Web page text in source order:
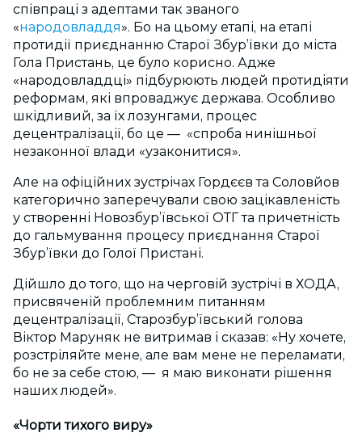
співпраці з адептами так званого
«народовладдя». Бо на цьому етапі, на етапі
протидії приєднанню Старої Збур’ївки до міста
Гола Пристань, це було корисно. Адже
«народовладдці» підбурюють людей протидіяти
реформам, які впроваджує держава. Особливо
шкідливий, за їх лозунгами, процес
децентралізації, бо це — «спроба нинішньої
незаконної влади «узаконитися».
Але на офіційних зустрічах Гордєєв та Соловйов
категорично заперечували свою зацікавленість
у створенні Новозбур’ївської ОТГ та причетність
до гальмування процесу приєднання Старої
Збур’ївки до Голої Пристані.
Дійшло до того, що на черговій зустрічі в ХОДА,
присвяченій проблемним питанням
децентралізації, Старозбур’ївський голова
Віктор Маруняк не витримав і сказав: «Ну хочете,
розстріляйте мене, але вам мене не переламати,
бо не за себе стою, — я маю виконати рішення
наших людей».
«Чорти тихого виру»